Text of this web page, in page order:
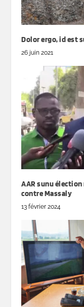
Dolor ergo, id est
26 juin 2021
AAR sunu
contre Massaly
13 février 2024